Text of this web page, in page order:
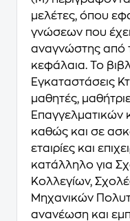
μελέτες, όπου
γνώσεων που
αναγνώστης από
κεφάλαια. Το
Εγκαταστάσεις
μαθητές,
Επαγγελματικών
καθώς και σε
εταιρίες και
κατάλληλο για
Κολλεγίων,
Μηχανικών
ανανέωση και